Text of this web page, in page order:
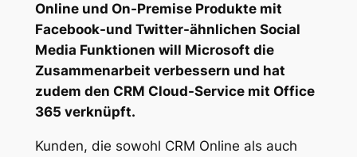
Online und On-Premise Produkte mit
Facebook-und Twitter-ähnlichen Social
Media Funktionen will Microsoft die
Zusammenarbeit verbessern und hat
zudem den CRM Cloud-Service mit Office
365 verknüpft.
Kunden, die sowohl CRM Online als auch